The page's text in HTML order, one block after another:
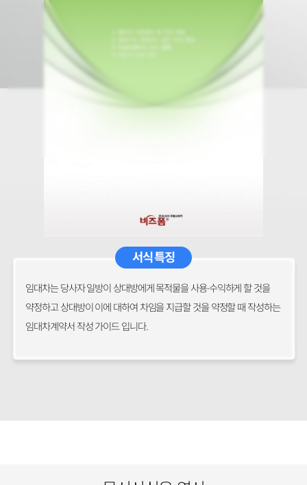
서식 특징
임대차는 당사자 일방이 상대방에게 목적물을 사용·수익하게 할 것을
약정하고 상대방이 이에 대하여 차임을 지급할 것을 약정할 때 작성하는
임대차계약서 작성 가이드 입니다.